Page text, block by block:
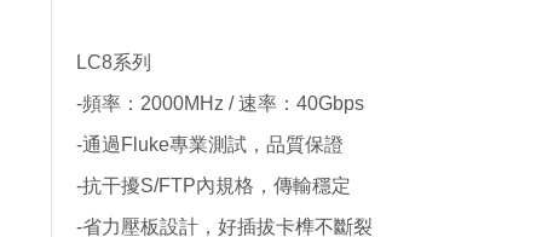
LC8系列
-頻率：2000MHz / 速率：40Gbps
-通過Fluke專業測試，品質保證
-抗干擾S/FTP內規格，傳輸穩定
-省力壓板設計，好插拔卡榫不斷裂